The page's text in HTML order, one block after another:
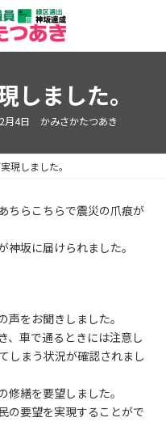
しました。
月4日 かみさかたつあき
現しました。
ちらこちらで震災の爪痕が
坂に届けられました。
をお聞きしました。
、車で通るときには注意し
しまう状況が確認されまし
繕を要望しました。
の要望を実現することがで